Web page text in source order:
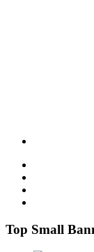
Top Small